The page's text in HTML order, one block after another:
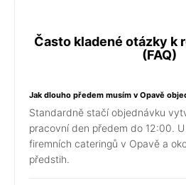
Často kladené otázky k
(FAQ)
Jak dlouho předem musím v Opavě
Standardně stačí objednávku
pracovní den předem do 12:00.
firemních cateringů v Opavě a
předstih.